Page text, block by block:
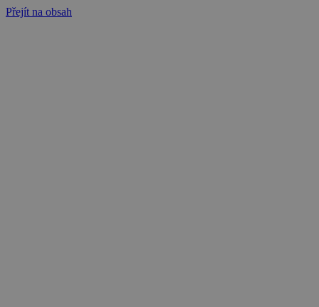
Přejít na obsah